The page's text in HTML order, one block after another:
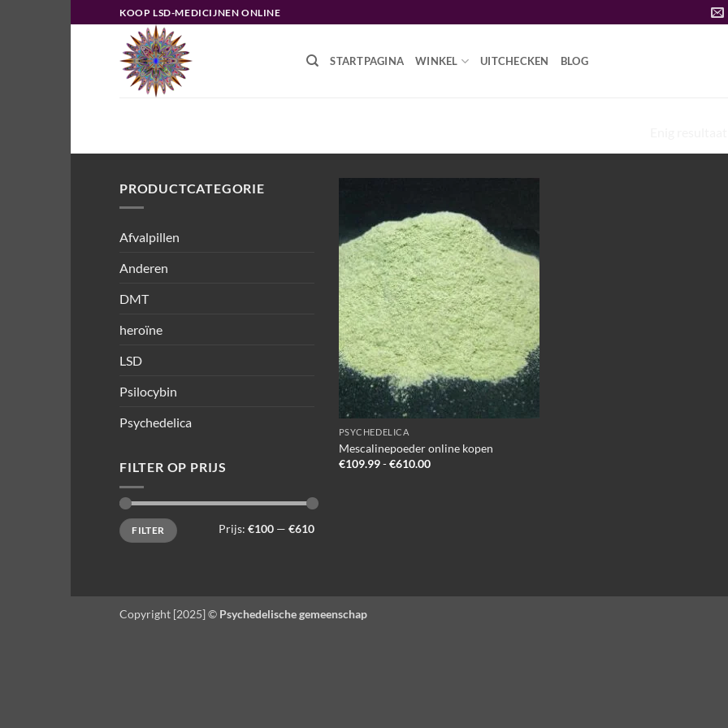
naar
KOOP LSD-MEDICIJNEN ONLINE
STARTPAGINA WINKEL UITCHECKEN BLOG
PRODUCTCATEGORIE
Afvalpillen
Anderen
DMT
heroïne
LSD
Psilocybin
Psychedelica
FILTER OP PRIJS
Min.
prijs
Max.
prijsFILTER Prijs: €100 — €610
wishlist
PSYCHEDELICA
Mescalinepoeder online kopen
€109.99-€610.00Prijsklasse:
Copyright [2025] © Psychedelische gemeenschap